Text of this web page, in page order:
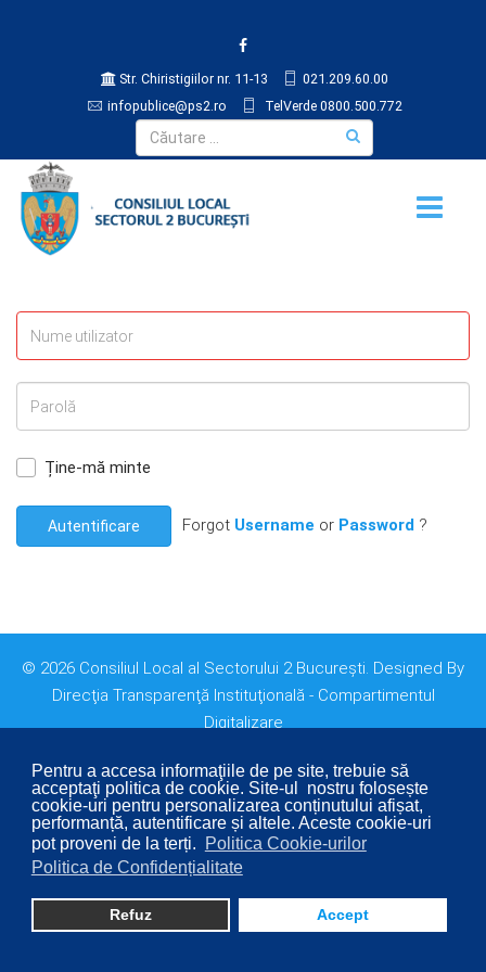
Pentru a accesa informaţiile de pe site, trebuie să
acceptaţi politica de cookie. Site-ul nostru folosește
cookie-uri pentru personalizarea conținutului afișat,
performanță, autentificare și altele. Aceste cookie-uri
pot proveni de la terți.
Politica Cookie-urilor
Politica de Confidențialitate
Refuz Accept
Str. Chiristigiilor nr. 11-13
021.209.60.00
infopublice@ps2.ro
TelVerde 0800.500.772
Ține-mă minte
Autentificare Forgot Username or Password ?
© 2026 Consiliul Local al Sectorului 2 București. Designed By
Direcţia Transparenţă Instituţională - Compartimentul
Digitalizare